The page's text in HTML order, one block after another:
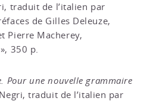
traduit de l’italien par
de Gilles Deleuze,
Pierre Macherey,
350 p.
Pour une nouvelle grammaire
traduit de l’italien par